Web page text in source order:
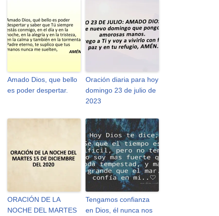
Amado Dios, que bello
es poder despertar.
Oración diaria para hoy
domingo 23 de julio de
2023
ORACIÓN DE LA
NOCHE DEL MARTES
Tengamos confianza
en Dios, él nunca nos